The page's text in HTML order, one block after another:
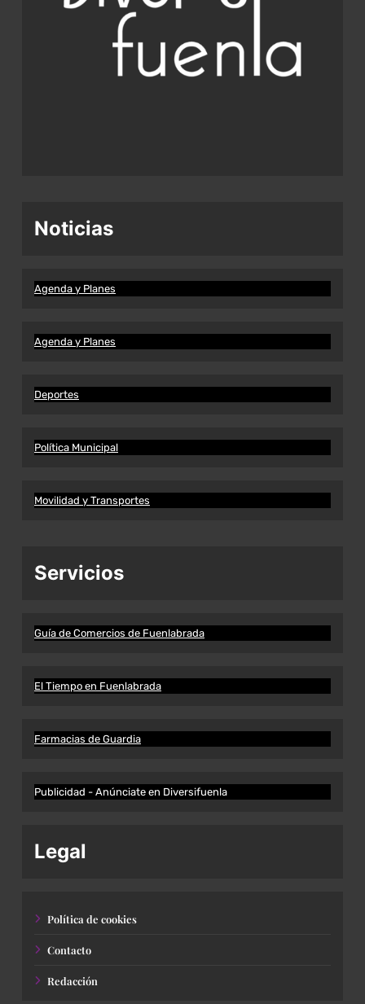
Noticias
Agenda y Planes
Agenda y Planes
Deportes
Política Municipal
Movilidad y Transportes
Servicios
Guía de Comercios de Fuenlabrada
El Tiempo en Fuenlabrada
Farmacias de Guardia
Publicidad - Anúnciate en Diversifuenla
Legal
Política de cookies
Contacto
Redacción